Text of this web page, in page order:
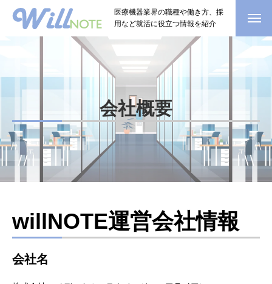
医療機器業界の職種や働き方、採
用など就活に役立つ情報を紹介
会社概要
willNOTE運営会社情報
会社名